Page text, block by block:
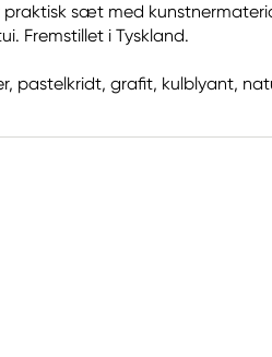
praktisk sæt med
Fremstillet i Tyskland.
pastelkridt, grafit, kulblyant,